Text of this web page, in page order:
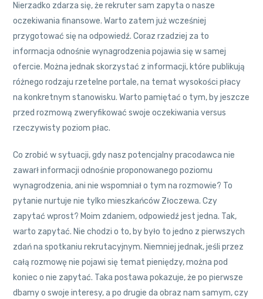
Nierzadko zdarza się, że rekruter sam zapyta o nasze
oczekiwania finansowe. Warto zatem już wcześniej
przygotować się na odpowiedź. Coraz rzadziej za to
informacja odnośnie wynagrodzenia pojawia się w samej
ofercie. Można jednak skorzystać z informacji, które publikują
różnego rodzaju rzetelne portale, na temat wysokości płacy
na konkretnym stanowisku. Warto pamiętać o tym, by jeszcze
przed rozmową zweryfikować swoje oczekiwania versus
rzeczywisty poziom płac.
Co zrobić w sytuacji, gdy nasz potencjalny pracodawca nie
zawarł informacji odnośnie proponowanego poziomu
wynagrodzenia, ani nie wspomniał o tym na rozmowie? To
pytanie nurtuje nie tylko mieszkańców Złoczewa. Czy
zapytać wprost? Moim zdaniem, odpowiedź jest jedna. Tak,
warto zapytać. Nie chodzi o to, by było to jedno z pierwszych
zdań na spotkaniu rekrutacyjnym. Niemniej jednak, jeśli przez
całą rozmowę nie pojawi się temat pieniędzy, można pod
koniec o nie zapytać. Taka postawa pokazuje, że po pierwsze
dbamy o swoje interesy, a po drugie da obraz nam samym, czy